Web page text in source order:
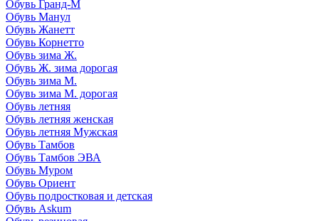
Обувь Гранд-М
Обувь Манул
Обувь Жанетт
Обувь Корнетто
Обувь зима Ж.
Обувь Ж. зима дорогая
Обувь зима М.
Обувь зима М. дорогая
Обувь летняя
Обувь летняя женская
Обувь летняя Мужская
Обувь Тамбов
Обувь Тамбов ЭВА
Обувь Муром
Обувь Ориент
Обувь подростковая и детская
Обувь Askum